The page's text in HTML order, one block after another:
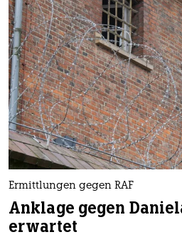
Ermittlungen gegen RAF
Anklage gegen
erwartet